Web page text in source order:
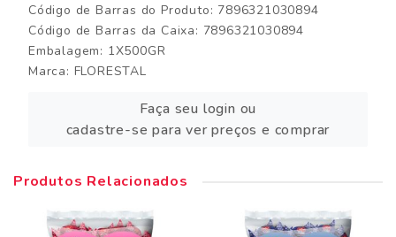
Código de Barras do Produto: 7896321030894
Código de Barras da Caixa: 7896321030894
Embalagem: 1X500GR
Marca: FLORESTAL
Faça seu login ou
cadastre-se para ver preços e comprar
Produtos Relacionados